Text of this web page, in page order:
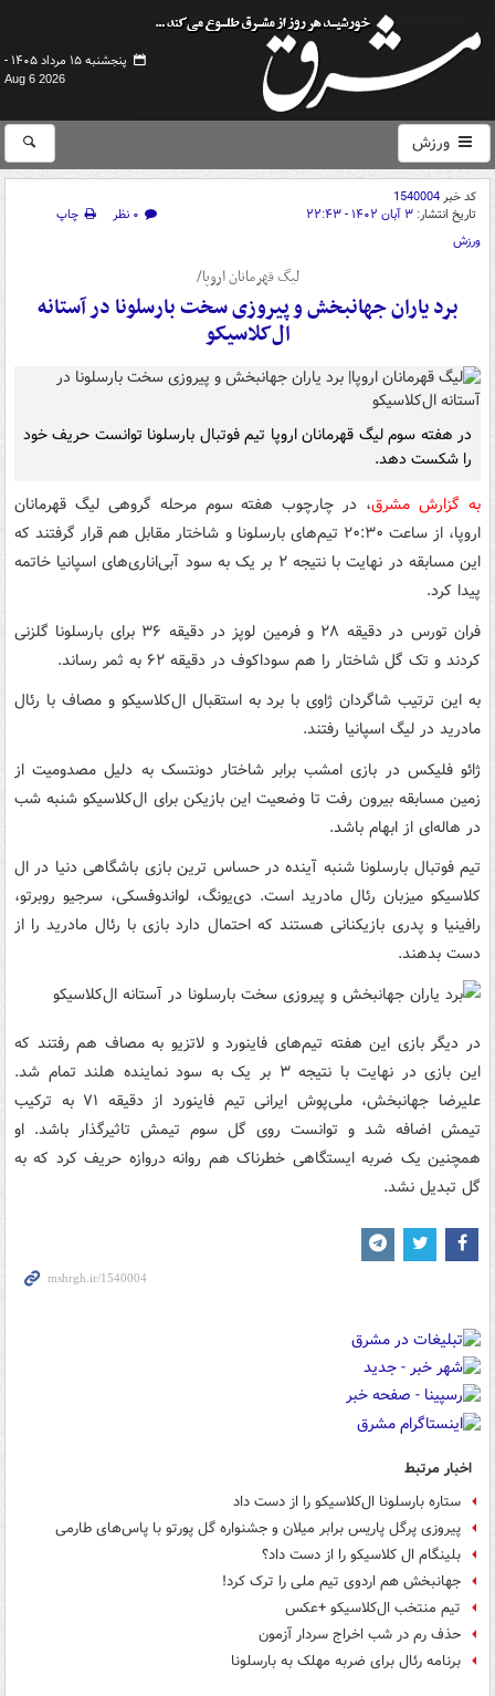
پنجشنبه ۱۵ مرداد ۱۴۰۵ -
Aug 6 2026
ورزش
کد خبر1540004
تاریخ انتشار: ۳ آبان ۱۴۰۲ - ۲۲:۴۳ ۰ نظر
چاپ
ورزش
لیگ قهرمانان اروپا/
برد یاران جهانبخش و پیروزی سخت بارسلونا در آستانه
ال‌کلاسیکو
در هفته سوم لیگ قهرمانان اروپا تیم فوتبال بارسلونا توانست حریف خود
را شکست دهد.
به گزارش مشرق، در چارچوب هفته سوم مرحله گروهی لیگ قهرمانان
اروپا، از ساعت ۲۰:۳۰ تیم‌های بارسلونا و شاختار مقابل هم قرار گرفتند که
این مسابقه در نهایت با نتیجه ۲ بر یک به سود آبی‌اناری‌های اسپانیا خاتمه
پیدا کرد.
فران تورس در دقیقه ۲۸ و فرمین لوپز در دقیقه ۳۶ برای بارسلونا گلزنی
کردند و تک گل شاختار را هم سوداکوف در دقیقه ۶۲ به ثمر رساند.
به این ترتیب شاگردان ژاوی با برد به استقبال ال‌کلاسیکو و مصاف با رئال
مادرید در لیگ اسپانیا رفتند.
ژائو فلیکس در بازی امشب برابر شاختار دونتسک به دلیل مصدومیت از
زمین مسابقه بیرون رفت تا وضعیت این بازیکن برای ال‌کلاسیکو شنبه شب
در هاله‌ای از ابهام باشد.
تیم فوتبال بارسلونا شنبه آینده در حساس ترین بازی باشگاهی دنیا در ال
کلاسیکو میزبان رئال مادرید است. دی‌یونگ، لواندوفسکی، سرجیو روبرتو،
رافینیا و پدری بازیکنانی هستند که احتمال دارد بازی با رئال مادرید را از
دست بدهند.
در دیگر بازی این هفته تیم‌های فاینورد و لاتزیو به مصاف هم رفتند که
این بازی در نهایت با نتیجه ۳ بر یک به سود نماینده هلند تمام شد.
علیرضا جهانبخش، ملی‌پوش ایرانی تیم فاینورد از دقیقه ۷۱ به ترکیب
تیمش اضافه شد و توانست روی گل سوم تیمش تاثیرگذار باشد. او
همچنین یک ضربه ایستگاهی خطرناک هم روانه دروازه حریف کرد که به
گل تبدیل نشد.
اخبار مرتبط
ستاره بارسلونا ال‌کلاسیکو را از دست داد
پیروزی پرگل پاریس برابر میلان و جشنواره گل پورتو با پاس‌های طارمی
بلینگام ال کلاسیکو را از دست داد؟
جهانبخش هم اردوی تیم ملی را ترک کرد!
تیم منتخب ال‌کلاسیکو +عکس
حذف رم در شب اخراج سردار آزمون
برنامه رئال برای ضربه مهلک به بارسلونا